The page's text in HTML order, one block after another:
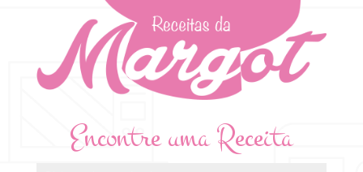
Encontre uma Receita